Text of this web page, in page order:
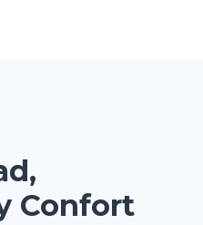
Confort